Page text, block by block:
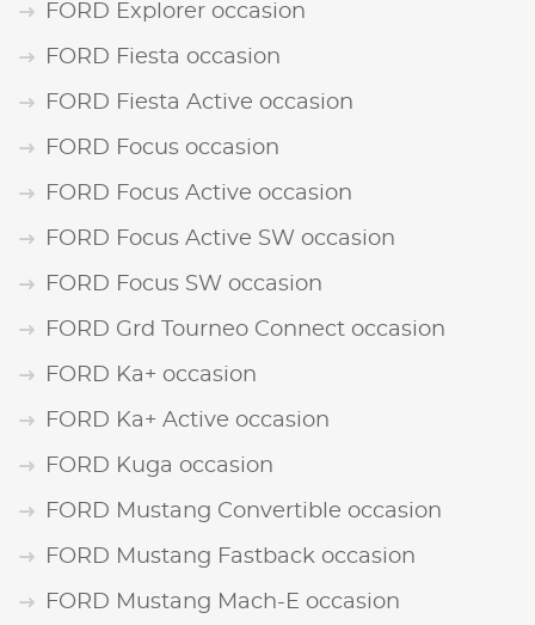
FORD Explorer occasion
FORD Fiesta occasion
FORD Fiesta Active occasion
FORD Focus occasion
FORD Focus Active occasion
FORD Focus Active SW occasion
FORD Focus SW occasion
FORD Grd Tourneo Connect occasion
FORD Ka+ occasion
FORD Ka+ Active occasion
FORD Kuga occasion
FORD Mustang Convertible occasion
FORD Mustang Fastback occasion
FORD Mustang Mach-E occasion